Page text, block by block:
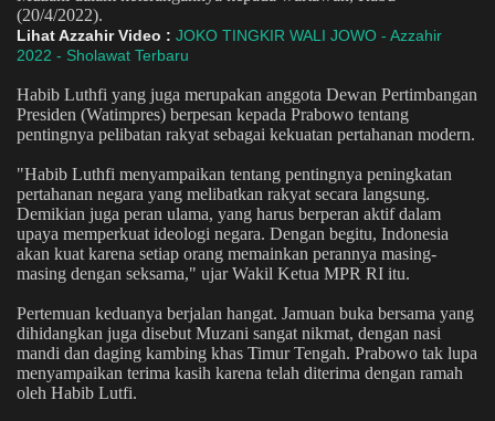
(20/4/2022).
Lihat Azzahir Video : JOKO TINGKIR WALI JOWO - Azzahir
2022 - Sholawat Terbaru
Habib Luthfi yang juga merupakan anggota Dewan Pertimbangan
Presiden (Watimpres) berpesan kepada Prabowo tentang
pentingnya pelibatan rakyat sebagai kekuatan pertahanan modern.
"Habib Luthfi menyampaikan tentang pentingnya peningkatan
pertahanan negara yang melibatkan rakyat secara langsung.
Demikian juga peran ulama, yang harus berperan aktif dalam
upaya memperkuat ideologi negara. Dengan begitu, Indonesia
akan kuat karena setiap orang memainkan perannya masing-
masing dengan seksama," ujar Wakil Ketua MPR RI itu.
Pertemuan keduanya berjalan hangat. Jamuan buka bersama yang
dihidangkan juga disebut Muzani sangat nikmat, dengan nasi
mandi dan daging kambing khas Timur Tengah. Prabowo tak lupa
menyampaikan terima kasih karena telah diterima dengan ramah
oleh Habib Lutfi.